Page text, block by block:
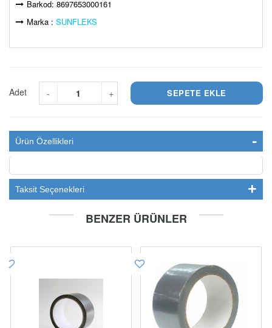
Barkod: 8697653000161
Marka : SUNFLEKS
Adet +
-
Ürün Özellikleri
Taksit Seçenekleri
BENZER ÜRÜNLER